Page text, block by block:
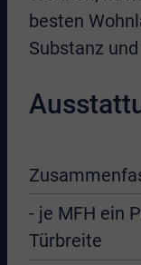
besten
Substanz
- je MFH ein
Türbreite